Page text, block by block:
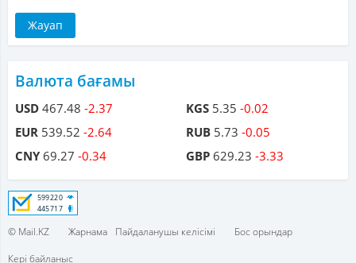
Валюта бағамы
USD 467.48 -2.37
EUR 539.52 -2.64
CNY69.27 -0.34
KGS 5.35 -0.02
RUB 5.73 -0.05
GBP 629.23 -3.33
© Mail.KZ Жарнама Пайдаланушы келісімі
Бос орындар
Кері байланыс